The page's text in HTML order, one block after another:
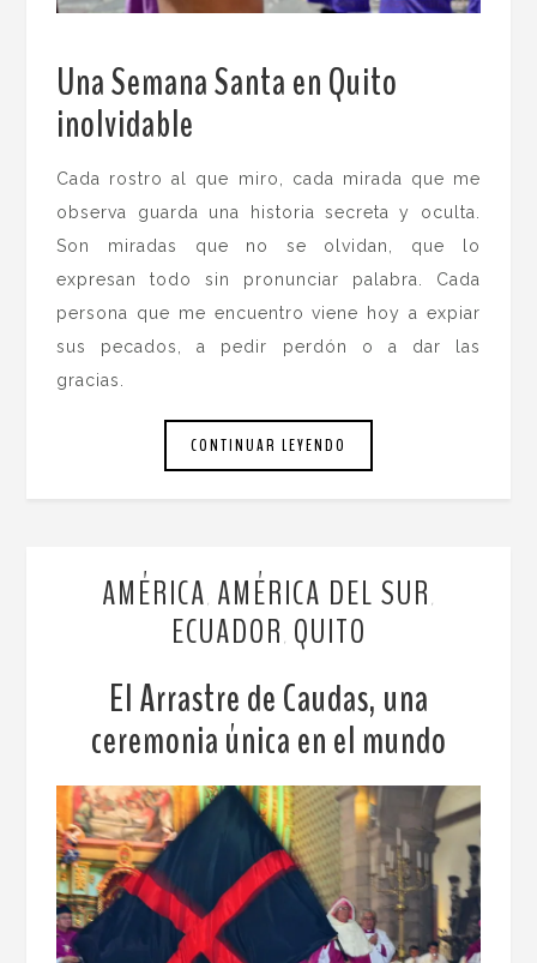
Una Semana Santa en Quito
inolvidable
Cada rostro al que miro, cada mirada que me
observa guarda una historia secreta y oculta.
Son miradas que no se olvidan, que lo
expresan todo sin pronunciar palabra. Cada
persona que me encuentro viene hoy a expiar
sus pecados, a pedir perdón o a dar las
gracias.
CONTINUAR LEYENDO
AMÉRICA, AMÉRICA DEL SUR ,
ECUADOR , QUITO
El Arrastre de Caudas, una
ceremonia única en el mundo